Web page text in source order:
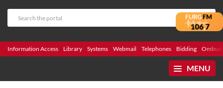
Information Access Library Systems Webmail Telephones Bidding
MENU